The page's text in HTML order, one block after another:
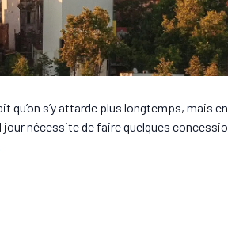
s’y attarde plus longtemps, mais
nécessite de faire quelques